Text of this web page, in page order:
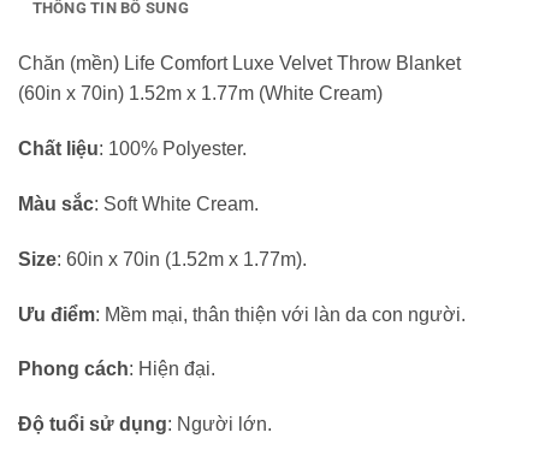
THÔNG TIN BỔ SUNG
Chăn (mền) Life Comfort Luxe Velvet Throw Blanket
(60in x 70in) 1.52m x 1.77m (White Cream)
Chất liệu: 100% Polyester.
Màu sắc: Soft White Cream.
Size: 60in x 70in (1.52m x 1.77m).
Ưu điểm: Mềm mại, thân thiện với làn da con người.
Phong cách: Hiện đại.
Độ tuổi sử dụng: Người lớn.